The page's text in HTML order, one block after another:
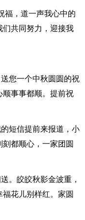
福，道一声我心中的
共同努力，迎接我
您一个中秋圆圆的祝
事事都顺。提前祝
短信提前来报道，小
都顺心，一家团圆
。皎皎秋影金波重，
花儿别样红。家圆